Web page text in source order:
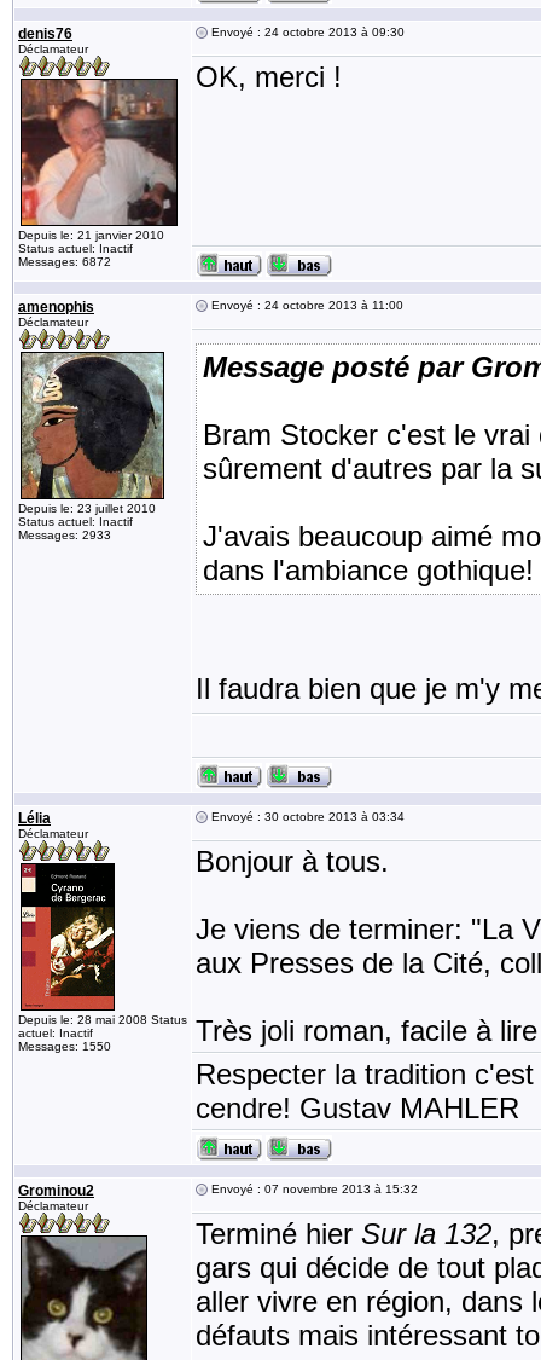
denis76
Déclamateur
Depuis le: 21 janvier 2010
Status actuel: Inactif
Messages: 6872
Envoyé : 24 octobre 2013 à 09:30
OK, merci !
amenophis
Déclamateur
Depuis le: 23 juillet 2010
Status actuel: Inactif
Messages: 2933
Envoyé : 24 octobre 2013 à 11:00
Message posté par
Bram Stocker c'est le
sûrement d'autres par la
J'avais beaucoup aimé
dans l'ambiance gothique!
Il faudra bien que je m'y
Lélia
Déclamateur
Depuis le: 28 mai 2008 Status
actuel: Inactif
Messages: 1550
Envoyé : 30 octobre 2013 à 03:34
Bonjour à tous.
Je viens de terminer: "La
aux Presses de la Cité,
Très joli roman, facile à
Respecter la tradition
cendre! Gustav MAHLER
Grominou2
Déclamateur
Envoyé : 07 novembre 2013 à 15:32
Terminé hier Sur la 132,
gars qui décide de tout
aller vivre en région, dans
défauts mais intéressant